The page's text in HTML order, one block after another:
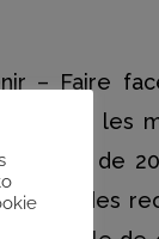
– Faire
les
arabes de
à des